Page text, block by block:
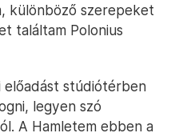
különböző szerepeket
találtam Polonius
előadást stúdiótérben
legyen szó
A Hamletem ebben a